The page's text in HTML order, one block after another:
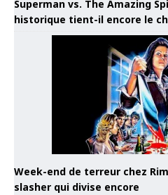
Superman vs. The Amazing
historique tient-il encore le
Week-end de terreur chez
slasher qui divise encore